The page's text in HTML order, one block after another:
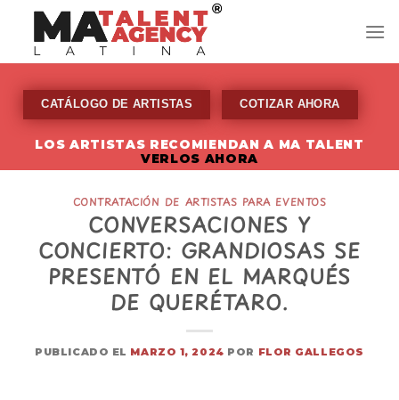
content
CATÁLOGO DE ARTISTAS COTIZAR AHORA
LOS ARTISTAS RECOMIENDAN A MA TALENT
VERLOS AHORA
CONTRATACIÓN DE ARTISTAS PARA EVENTOS
CONVERSACIONES Y
CONCIERTO: GRANDIOSAS SE
PRESENTÓ EN EL MARQUÉS
DE QUERÉTARO.
PUBLICADO EL MARZO 1, 2024 POR FLOR GALLEGOS